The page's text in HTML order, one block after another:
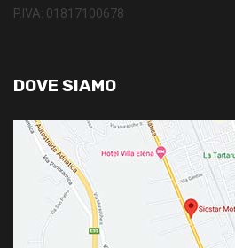
P.IVA: 01817100678
DOVE SIAMO